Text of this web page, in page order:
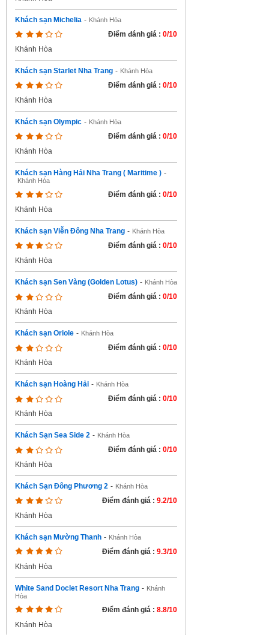
Khách sạn Michelia - Khánh Hòa
Điểm đánh giá : 0/10
Khánh Hòa
Khách sạn Starlet Nha Trang - Khánh Hòa
Điểm đánh giá : 0/10
Khánh Hòa
Khách sạn Olympic - Khánh Hòa
Điểm đánh giá : 0/10
Khánh Hòa
Khách sạn Hàng Hải Nha Trang ( Maritime ) -
Khánh Hòa
Điểm đánh giá : 0/10
Khánh Hòa
Khách sạn Viễn Đông Nha Trang - Khánh Hòa
Điểm đánh giá : 0/10
Khánh Hòa
Khách sạn Sen Vàng (Golden Lotus) - Khánh Hòa
Điểm đánh giá : 0/10
Khánh Hòa
Khách sạn Oriole - Khánh Hòa
Điểm đánh giá : 0/10
Khánh Hòa
Khách sạn Hoàng Hải - Khánh Hòa
Điểm đánh giá : 0/10
Khánh Hòa
Khách Sạn Sea Side 2 - Khánh Hòa
Điểm đánh giá : 0/10
Khánh Hòa
Khách Sạn Đông Phương 2 - Khánh Hòa
Điểm đánh giá : 9.2/10
Khánh Hòa
Khách sạn Mường Thanh - Khánh Hòa
Điểm đánh giá : 9.3/10
Khánh Hòa
White Sand Doclet Resort Nha Trang - Khánh
Hòa
Điểm đánh giá : 8.8/10
Khánh Hòa